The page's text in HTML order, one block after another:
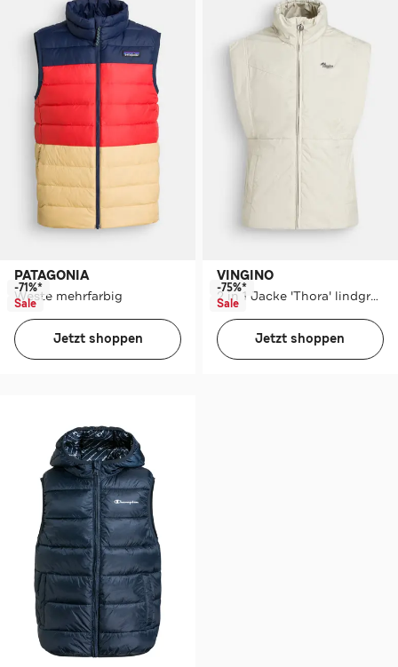
PATAGONIA
Weste mehrfarbig
-71%*
Sale
Jetzt shoppen
VINGINO
2 in 1 Jacke 'Thora' lindgrün
-75%*
Sale
Jetzt shoppen